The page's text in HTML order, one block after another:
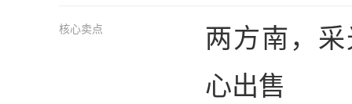
核心卖点
两方南，
心出售